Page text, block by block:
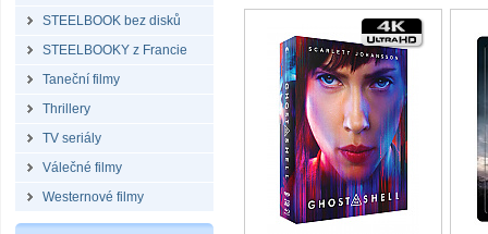
STEELBOOK bez disků
STEELBOOKY z Francie
Taneční filmy
Thrillery
TV seriály
Válečné filmy
Westernové filmy